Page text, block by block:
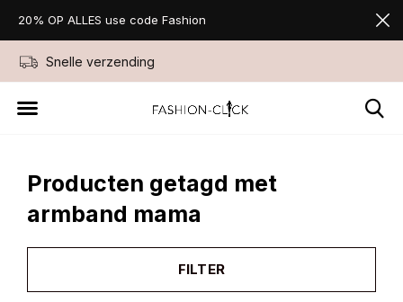
Snelle verzending
20% OP ALLES use code Fashion
Producten getagd met
armband mama
FILTER